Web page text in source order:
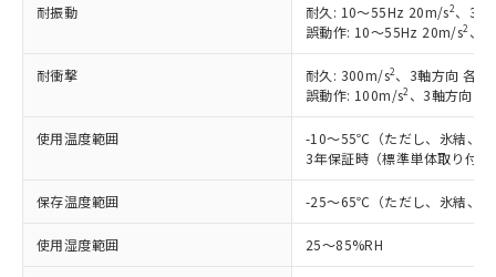
耐振動 耐久: 10～55Hz 20m/s2、3軸
誤動作: 10～55Hz 20m/s2 、3
耐衝撃 耐久: 300m/s2、3軸方向 各3
誤動作: 100m/s2 、3軸方向 各
使用温度範囲
-10～55℃（ただし、氷結、
3年保証時（標準単体取り付
保存温度範囲 -25～65℃（ただし、氷結、
使用湿度範囲 25～85%RH